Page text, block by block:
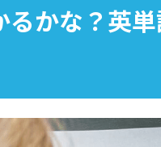
るかな？英